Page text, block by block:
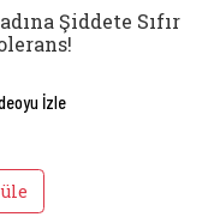
Şiddete Sıfır
İzle